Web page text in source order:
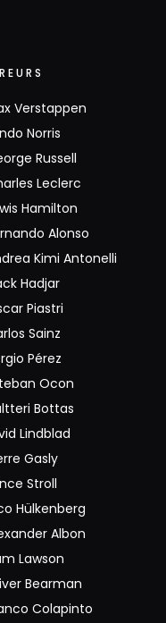
Verstappen
Norris
Russell
Leclerc
Hamilton
Alonso
Kimi Antonelli
Hadjar
Piastri
Sainz
Pérez
Ocon
Bottas
Lindblad
Gasly
Stroll
Hülkenberg
Albon
Lawson
Bearman
Colapinto